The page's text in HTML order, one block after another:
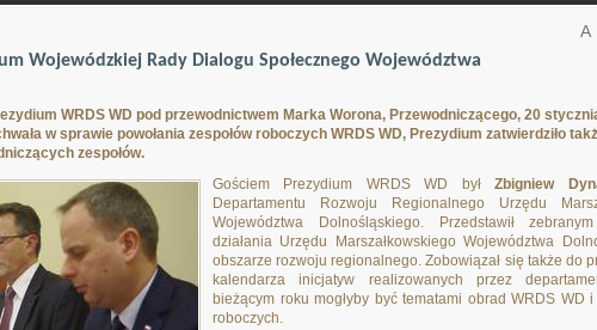
A
Wojewódzkiej Rady Dialogu Społecznego Województwa
WRDS WD pod przewodnictwem Marka Worona, Przewodniczącego, 20
w sprawie powołania zespołów roboczych WRDS WD, Prezydium zatwierdziło
zespołów.
Gościem Prezydium WRDS WD byłZbigniew
Departamentu Rozwoju Regionalnego Urzędu
Województwa Dolnośląskiego. Przedstawił
działania Urzędu Marszałkowskiego Województwa
obszarze rozwoju regionalnego. Zobowiązał się także do
kalendarza inicjatyw realizowanych przez
bieżącym roku mogłyby być tematami obrad WRDS WD i
roboczych.